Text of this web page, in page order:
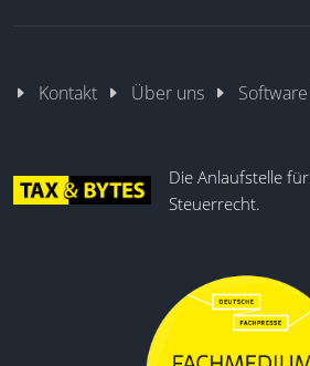
Kontakt Über uns
Die Anlaufstelle
Steuerrecht.